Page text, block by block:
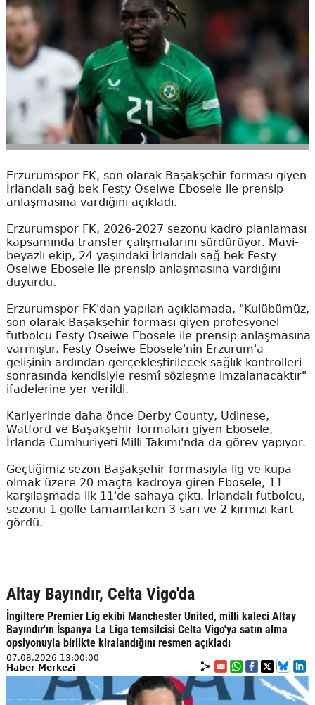
Erzurumspor FK, son olarak Başakşehir forması giyen
İrlandalı sağ bek Festy Oseiwe Ebosele ile prensip
anlaşmasına vardığını açıkladı.
Erzurumspor FK, 2026-2027 sezonu kadro planlaması
kapsamında transfer çalışmalarını sürdürüyor. Mavi-
beyazlı ekip, 24 yaşındaki İrlandalı sağ bek Festy
Oseiwe Ebosele ile prensip anlaşmasına vardığını
duyurdu.
Erzurumspor FK'dan yapılan açıklamada, "Kulübümüz,
son olarak Başakşehir forması giyen profesyonel
futbolcu Festy Oseiwe Ebosele ile prensip anlaşmasına
varmıştır. Festy Oseiwe Ebosele'nin Erzurum'a
gelişinin ardından gerçekleştirilecek sağlık kontrolleri
sonrasında kendisiyle resmî sözleşme imzalanacaktır"
ifadelerine yer verildi.
Kariyerinde daha önce Derby County, Udinese,
Watford ve Başakşehir formaları giyen Ebosele,
İrlanda Cumhuriyeti Milli Takımı'nda da görev yapıyor.
Geçtiğimiz sezon Başakşehir formasıyla lig ve kupa
olmak üzere 20 maçta kadroya giren Ebosele, 11
karşılaşmada ilk 11'de sahaya çıktı. İrlandalı futbolcu,
sezonu 1 golle tamamlarken 3 sarı ve 2 kırmızı kart
gördü.
Altay Bayındır, Celta Vigo'da
İngiltere Premier Lig ekibi Manchester United, milli kaleci Altay
Bayındır'ın İspanya La Liga temsilcisi Celta Vigo'ya satın alma
opsiyonuyla birlikte kiralandığını resmen açıkladı
07.08.2026 13:00:00
Haber Merkezi